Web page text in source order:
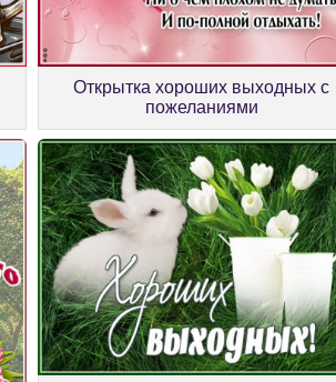
Открытка хороших выходных с
пожеланиями